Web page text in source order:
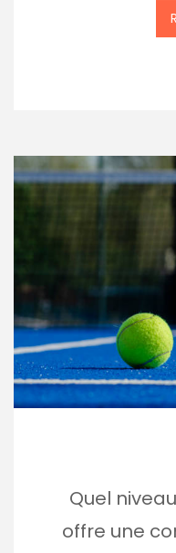
Quel
offre une